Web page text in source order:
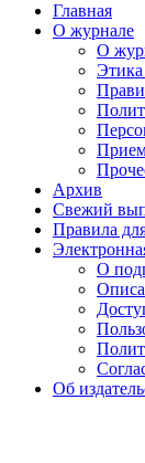
Главная
О журнале
О
Прием
Архив
Свежий
Правила
О
Об